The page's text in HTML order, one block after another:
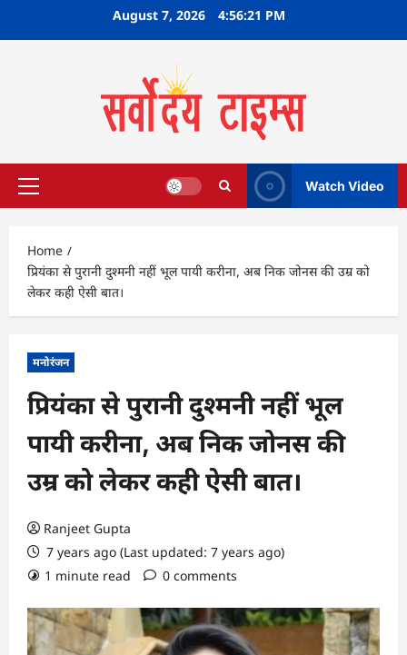
August 7, 2026 4:56:22 PM
Primary
Watch Video
Home
प्रियंका से पुरानी दुश्मनी नहीं भूल पायी करीना, अब निक जोनस की उम्र को
लेकर कही ऐसी बात।
मनोरंजन
प्रियंका से पुरानी दुश्मनी नहीं भूल
पायी करीना, अब निक जोनस की
उम्र को लेकर कही ऐसी बात।
Ranjeet Gupta
7 years ago (Last updated: 7 years ago)
1 minute read
0 comments